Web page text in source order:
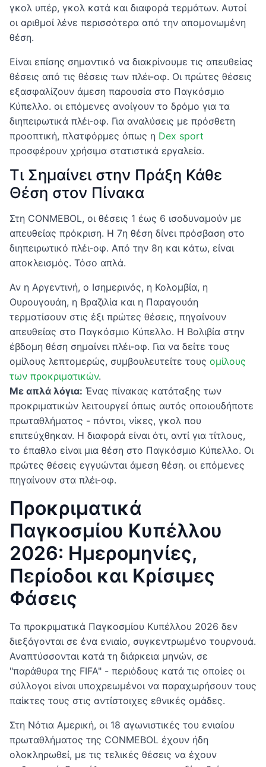
γκολ υπέρ, γκολ κατά και διαφορά τερμάτων. Αυτοί
οι αριθμοί λένε περισσότερα από την απομονωμένη
θέση.
Είναι επίσης σημαντικό να διακρίνουμε τις απευθείας
θέσεις από τις θέσεις των πλέι-οφ. Οι πρώτες θέσεις
εξασφαλίζουν άμεση παρουσία στο Παγκόσμιο
Κύπελλο. οι επόμενες ανοίγουν το δρόμο για τα
διηπειρωτικά πλέι-οφ. Για αναλύσεις με πρόσθετη
προοπτική, πλατφόρμες όπως η Dex sport
προσφέρουν χρήσιμα στατιστικά εργαλεία.
Τι Σημαίνει στην Πράξη Κάθε
Θέση στον Πίνακα
Στη CONMEBOL, οι θέσεις 1 έως 6 ισοδυναμούν με
απευθείας πρόκριση. Η 7η θέση δίνει πρόσβαση στο
διηπειρωτικό πλέι-οφ. Από την 8η και κάτω, είναι
αποκλεισμός. Τόσο απλά.
Αν η Αργεντινή, ο Ισημερινός, η Κολομβία, η
Ουρουγουάη, η Βραζιλία και η Παραγουάη
τερματίσουν στις έξι πρώτες θέσεις, πηγαίνουν
απευθείας στο Παγκόσμιο Κύπελλο. Η Βολιβία στην
έβδομη θέση σημαίνει πλέι-οφ. Για να δείτε τους
ομίλους λεπτομερώς, συμβουλευτείτε τους ομίλους
των προκριματικών.
Με απλά λόγια: Ένας πίνακας κατάταξης των
προκριματικών λειτουργεί όπως αυτός οποιουδήποτε
πρωταθλήματος - πόντοι, νίκες, γκολ που
επιτεύχθηκαν. Η διαφορά είναι ότι, αντί για τίτλους,
το έπαθλο είναι μια θέση στο Παγκόσμιο Κύπελλο. Οι
πρώτες θέσεις εγγυώνται άμεση θέση. οι επόμενες
πηγαίνουν στα πλέι-οφ.
Προκριματικά
Παγκοσμίου Κυπέλλου
2026: Ημερομηνίες,
Περίοδοι και Κρίσιμες
Φάσεις
Τα προκριματικά Παγκοσμίου Κυπέλλου 2026 δεν
διεξάγονται σε ένα ενιαίο, συγκεντρωμένο τουρνουά.
Αναπτύσσονται κατά τη διάρκεια μηνών, σε
"παράθυρα της FIFA" - περιόδους κατά τις οποίες οι
σύλλογοι είναι υποχρεωμένοι να παραχωρήσουν τους
παίκτες τους στις αντίστοιχες εθνικές ομάδες.
Στη Νότια Αμερική, οι 18 αγωνιστικές του ενιαίου
πρωταθλήματος της CONMEBOL έχουν ήδη
ολοκληρωθεί, με τις τελικές θέσεις να έχουν